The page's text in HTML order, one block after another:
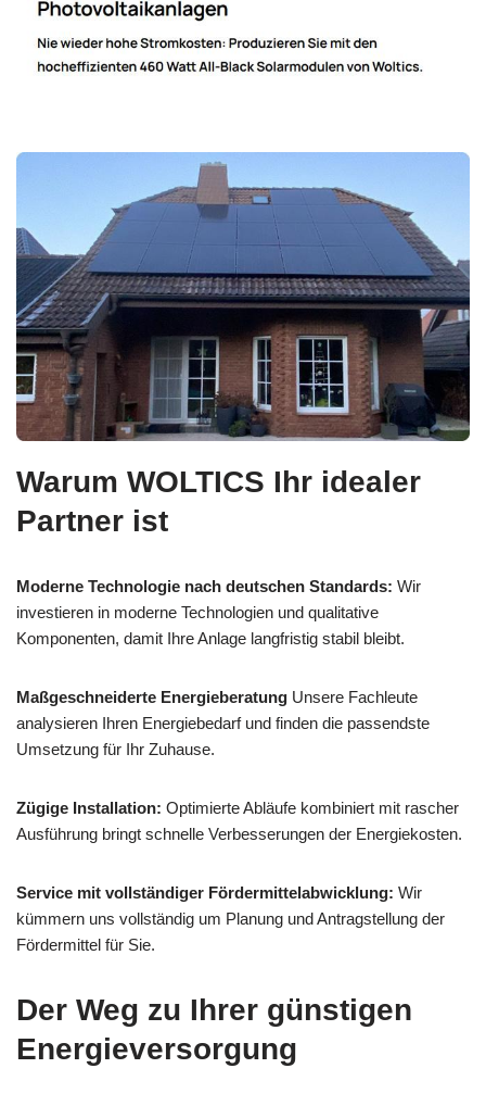
Warum WOLTICS Ihr idealer
Partner ist
Moderne Technologie nach deutschen Standards: Wir
investieren in moderne Technologien und qualitative
Komponenten, damit Ihre Anlage langfristig stabil bleibt.
Maßgeschneiderte Energieberatung Unsere Fachleute
analysieren Ihren Energiebedarf und finden die passendste
Umsetzung für Ihr Zuhause.
Zügige Installation: Optimierte Abläufe kombiniert mit rascher
Ausführung bringt schnelle Verbesserungen der Energiekosten.
Service mit vollständiger Fördermittelabwicklung: Wir
kümmern uns vollständig um Planung und Antragstellung der
Fördermittel für Sie.
Der Weg zu Ihrer günstigen
Energieversorgung